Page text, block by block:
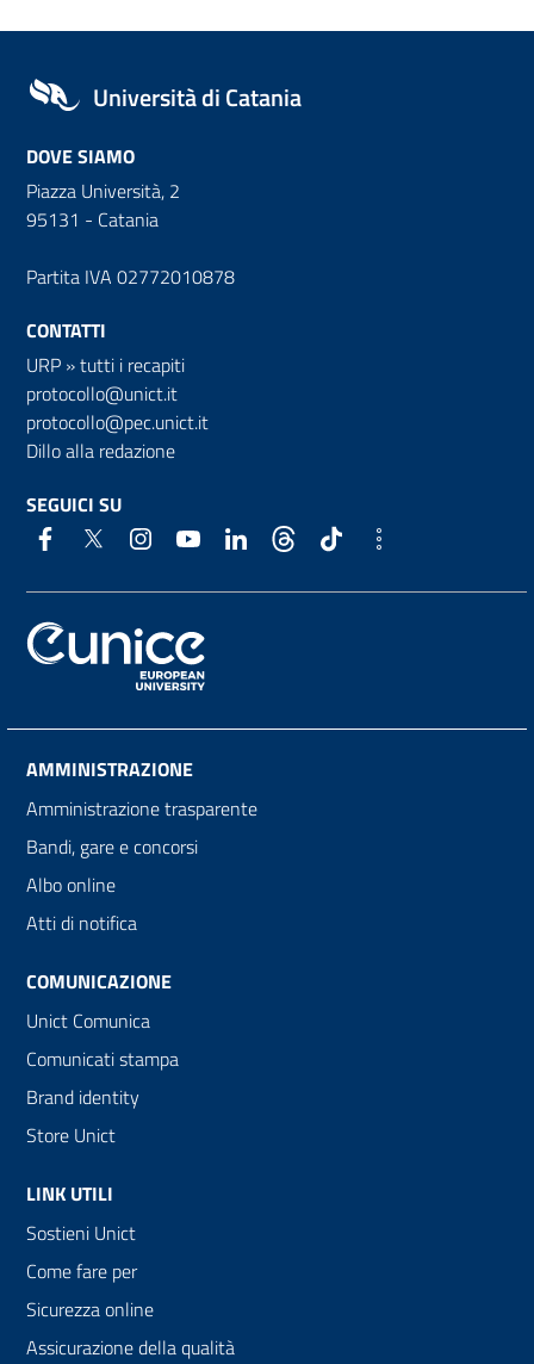
Università di Catania
DOVE SIAMO
Piazza Università, 2
95131 - Catania
Partita IVA 02772010878
CONTATTI
URP »tutti i recapiti
protocollo@unict.it
protocollo@pec.unict.it
Dillo alla redazione
SEGUICI SU
AMMINISTRAZIONE
Amministrazione trasparente
Bandi, gare e concorsi
Albo online
Atti di notifica
COMUNICAZIONE
Unict Comunica
Comunicati stampa
Brand identity
Store Unict
LINK UTILI
Sostieni Unict
Come fare per
Sicurezza online
Assicurazione della qualità